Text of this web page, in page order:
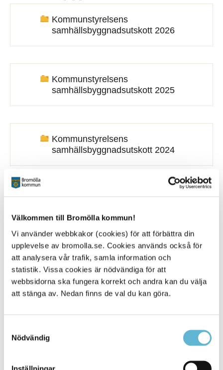
Välkommen till Bromölla kommun!
Vi använder webbkakor (cookies) för att förbättra din
upplevelse av bromolla.se. Cookies används också för
att analysera vår trafik, samla information och
statistik. Vissa cookies är nödvändiga för att
webbsidorna ska fungera korrekt och andra kan du välja
att stänga av. Nedan finns de val du kan göra.
Nödvändig
Inställningar
Kommunstyrelsens
samhällsbyggnadsutskott 2026
Kommunstyrelsens
samhällsbyggnadsutskott 2025
Kommunstyrelsens
samhällsbyggnadsutskott 2024
Kommunstyrelsens vård- och
omsorgsutskott
Kommunstyrelsens vård- och
omsorgsutskott 2026